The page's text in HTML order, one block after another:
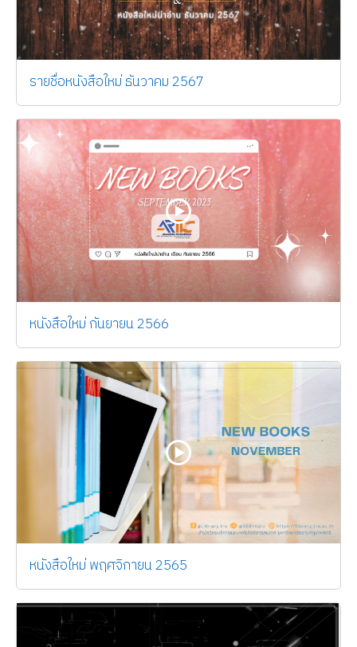
รายชื่อหนังสือใหม่ ธันวาคม 2567
หนังสือใหม่ กันยายน 2566
หนังสือใหม่ พฤศจิกายน 2565